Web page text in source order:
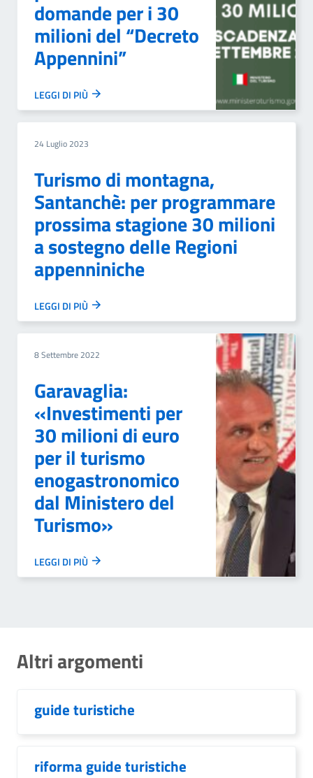
domande per i 30
milioni del “Decreto
Appennini”
LEGGI DI PIÙ
24 Luglio 2023
Turismo di montagna,
Santanchè: per programmare
prossima stagione 30 milioni
a sostegno delle Regioni
appenniniche
LEGGI DI PIÙ
8 Settembre 2022
Garavaglia:
«Investimenti per
30 milioni di euro
per il turismo
enogastronomico
dal Ministero del
Turismo»
LEGGI DI PIÙ
Altri argomenti
guide turistiche
riforma guide turistiche